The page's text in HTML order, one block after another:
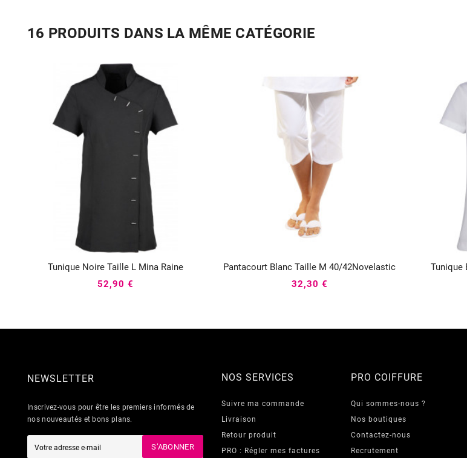
16 PRODUITS DANS LA MÊME CATÉGORIE
Tunique Noire Taille L Mina Raine
52,90 €
Pantacourt Blanc Taille M 40/42Novelastic
32,30 €
Tunique
NEWSLETTER
Inscrivez-vous pour être les premiers informés de
nos nouveautés et bons plans.
S’ABONNER
NOS SERVICES
Suivre ma commande
Livraison
Retour produit
PRO : Régler mes factures
PRO COIFFURE
Qui sommes-nous ?
Nos boutiques
Contactez-nous
Recrutement